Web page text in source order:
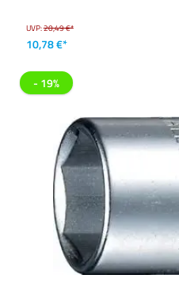
UVP:20,49 €*
10,78 €*
- 19%